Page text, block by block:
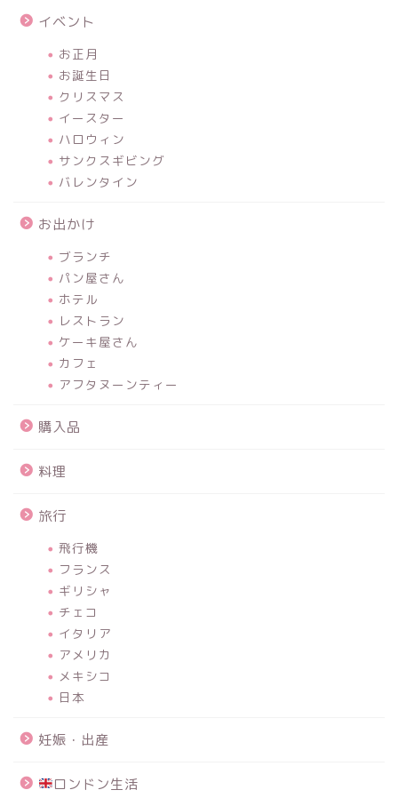
イベント
お正月
お誕生日
クリスマス
イースター
ハロウィン
サンクスギビング
バレンタイン
お出かけ
ブランチ
パン屋さん
ホテル
レストラン
ケーキ屋さん
カフェ
アフタヌーンティー
購入品
料理
旅行
飛行機
フランス
ギリシャ
チェコ
イタリア
アメリカ
メキシコ
日本
妊娠・出産
ロンドン生活